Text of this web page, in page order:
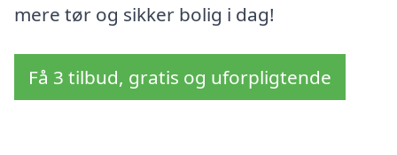
mere tør og sikker bolig i dag!
Få 3 tilbud, gratis og uforpligtende